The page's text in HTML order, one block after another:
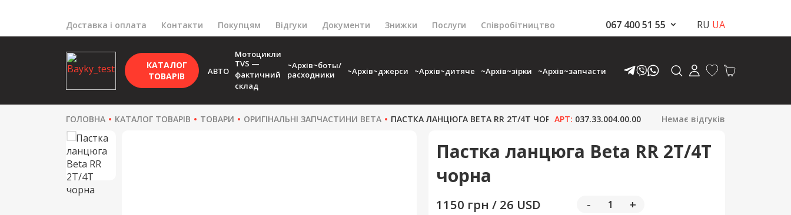
Доставка і оплата Контакти Покупцям Відгуки Документи Знижки Послуги Співробітництво 067 400 51 55 RU UA
КАТАЛОГ
ТОВАРІВ
АВТО
Мотоцикли
TVS —
фактичний
склад
~Архів~боты/
расходники ~Архів~джерси ~Архів~дитяче ~Архів~зірки ~Архів~запчасти
ГОЛОВНА КАТАЛОГ ТОВАРІВ ТОВАРИ ОРИГІНАЛЬНІ ЗАПЧАСТИНИ BETA ПАСТКА ЛАНЦЮГА BETA RR 2T/4T ЧОРНААРТ: 037.33.004.00.00 Немає відгуків
Пастка ланцюга Beta RR 2T/4T
чорна
1150 грн / 26 USD - +